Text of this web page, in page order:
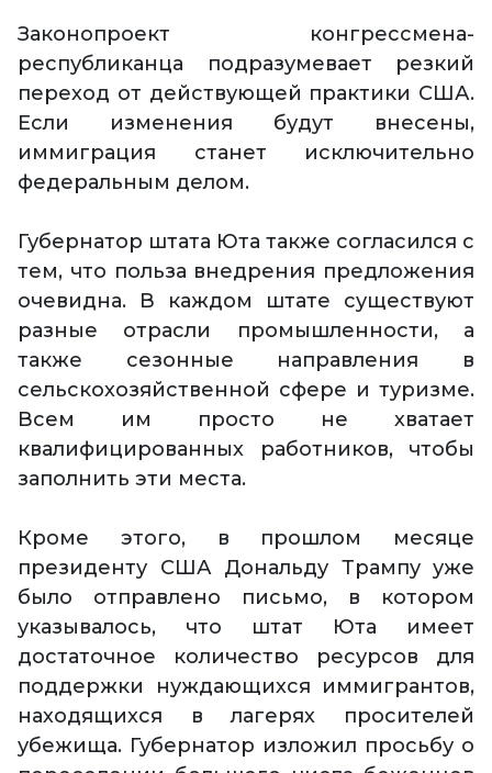
Законопроект конгрессмена-
республиканца подразумевает резкий
переход от действующей практики США.
Если изменения будут внесены,
иммиграция станет исключительно
федеральным делом.
Губернатор штата Юта также согласился с
тем, что польза внедрения предложения
очевидна. В каждом штате существуют
разные отрасли промышленности, а
также сезонные направления в
сельскохозяйственной сфере и туризме.
Всем им просто не хватает
квалифицированных работников, чтобы
заполнить эти места.
Кроме этого, в прошлом месяце
президенту США Дональду Трампу уже
было отправлено письмо, в котором
указывалось, что штат Юта имеет
достаточное количество ресурсов для
поддержки нуждающихся иммигрантов,
находящихся в лагерях просителей
убежища. Губернатор изложил просьбу о